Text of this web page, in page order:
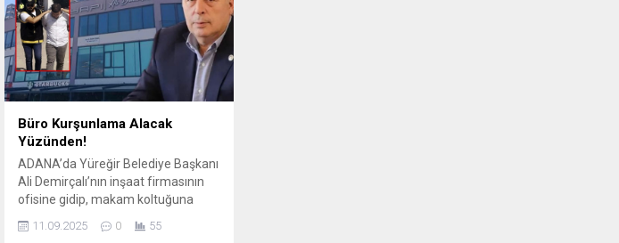
Büro Kurşunlama Alacak
Yüzünden!
ADANA’da Yüreğir Belediye Başkanı
Ali Demirçalı’nın inşaat firmasının
ofisine gidip, makam koltuğuna
kaçan Ali Mert A. (27), polis
11.09.2025 0 55